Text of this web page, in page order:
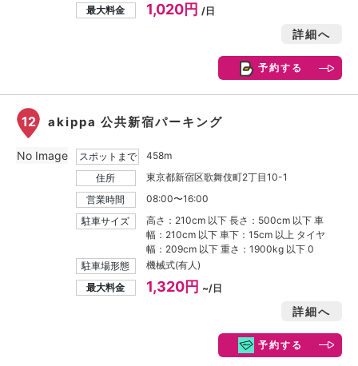
最大料金
1,020円/日
詳細へ
予約する
12 akippa 公共新宿パーキング
スポットまで
458m
住所
東京都新宿区歌舞伎町2丁目10-1
営業時間
08:00〜16:00
駐車サイズ
高さ：210cm 以下 長さ：500cm 以下 車
幅：210cm 以下 車下：15cm 以上 タイヤ
幅：209cm 以下 重さ：1900kg 以下 0
駐車場形態
機械式(有人)
最大料金
1,320円 ~/日
詳細へ
予約する
No Image